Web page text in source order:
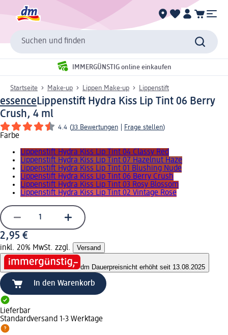
Suchen und finden
IMMERGÜNSTIG online einkaufen
Startseite Make-up Lippen Make-up Lippenstift
essenceLippenstift Hydra Kiss Lip Tint 06 Berry
Crush, 4 ml
4.4 (33 Bewertungen Frage stellen)
Farbe
Lippenstift Hydra Kiss Lip Tint 04 Classy Red
Lippenstift Hydra Kiss Lip Tint 07 Hazelnut Haze
Lippenstift Hydra Kiss Lip Tint 01 Blushing Nude
Lippenstift Hydra Kiss Lip Tint 06 Berry Crush
Lippenstift Hydra Kiss Lip Tint 03 Rosy Blossom
Lippenstift Hydra Kiss Lip Tint 02 Vintage Rose
2,95 €
inkl. 20% MwSt. zzgl. Versand
dm Dauerpreisnicht erhöht seit 13.08.2025
In den Warenkorb
Lieferbar
Standardversand 1-3 Werktage